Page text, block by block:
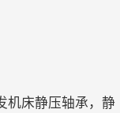
机床静压轴承，静